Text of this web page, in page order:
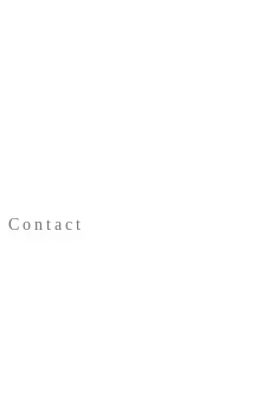
Contact